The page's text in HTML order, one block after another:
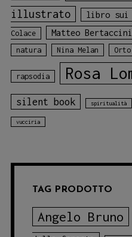
illustrato
libro sui
Colace
Matteo Bertaccini
natura Nina Melan
rapsodia Rosa
silent book spiritualità
vucciria
TAG PRODOTTO
Angelo Bruno